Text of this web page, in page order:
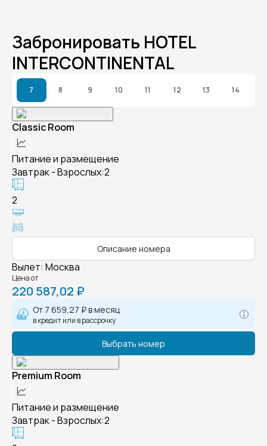
Забронировать HOTEL
INTERCONTINENTAL
7 8 9 10 11 12 13 14
Classic Room
Питание и размещение
Завтрак - Взрослых:2
2
Описание номера
Вылет: Москва
Цена от
220 587,02 ₽
От 7 659,27 ₽в месяц
в кредит или в рассрочку
Выбрать номер
Premium Room
Питание и размещение
Завтрак - Взрослых:2